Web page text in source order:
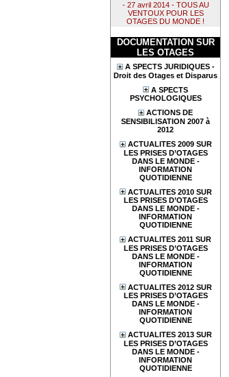
- 27 avril 2014 - TOUS AU
VENTOUX POUR LES
OTAGES DU MONDE !
DOCUMENTATION SUR
LES OTAGES
A SPECTS JURIDIQUES -
Droit des Otages et Disparus
A SPECTS
PSYCHOLOGIQUES
ACTIONS DE
SENSIBILISATION 2007 à
2012
ACTUALITES 2009 SUR
LES PRISES D’OTAGES
DANS LE MONDE -
INFORMATION
QUOTIDIENNE
ACTUALITES 2010 SUR
LES PRISES D’OTAGES
DANS LE MONDE -
INFORMATION
QUOTIDIENNE
ACTUALITES 2011 SUR
LES PRISES D’OTAGES
DANS LE MONDE -
INFORMATION
QUOTIDIENNE
ACTUALITES 2012 SUR
LES PRISES D’OTAGES
DANS LE MONDE -
INFORMATION
QUOTIDIENNE
ACTUALITES 2013 SUR
LES PRISES D’OTAGES
DANS LE MONDE -
INFORMATION
QUOTIDIENNE